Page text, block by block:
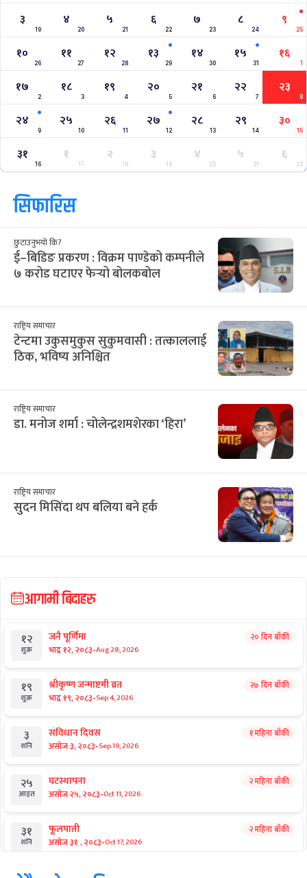
३
19
४
20
५
21
६
22
७
23
८
24
९
25
१०
26
११
27
१२
28
१३
29
१४
30
१५
31
१६
1
१७
2
१८
3
१९
4
२०
5
२१
6
२२
7
२३
8
२४
9
२५
10
२६
11
२७
12
२८
13
२९
14
३०
15
३१
16
१
17
२
18
३
19
४
20
५
21
६
22
सिफारिस
छुटाउनुभयो कि?
ई–बिडिङ प्रकरण : विक्रम पाण्डेको कम्पनीले
७ करोड घटाएर फेर्‍यो बोलकबोल
राष्ट्रिय समाचार
टेन्टमा उकुसमुकुस सुकुमवासी : तत्काललाई
ठिक, भविष्य अनिश्चित
राष्ट्रिय समाचार
डा. मनोज शर्मा : चोलेन्द्रशमशेरका ‘हिरा’
राष्ट्रिय समाचार
सुदन मिसिंदा थप बलिया बने हर्क
आगामी बिदाहरु
१२
शुक्र
जनै पूर्णिमा
भाद्र १२, २०८३-Aug 28, 2026
२० दिन बाँकी
१९
शुक्र
श्रीकृष्ण जन्माष्टमी व्रत
भाद्र १९, २०८३-Sep 4, 2026
२७ दिन बाँकी
३
शनि
संविधान दिवस
असोज ३, २०८३-Sep 19, 2026
१ महिना बाँकी
२५
आइत
घटस्थापना
असोज २५, २०८३-Oct 11, 2026
२ महिना बाँकी
३१
शनि
फूलपाती
असोज ३१ , २०८३-Oct 17, 2026
२ महिना बाँकी